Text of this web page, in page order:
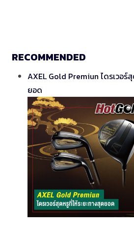
RECOMMENDED
AXEL Gold Premiun ไดรเวอร์
ยอด